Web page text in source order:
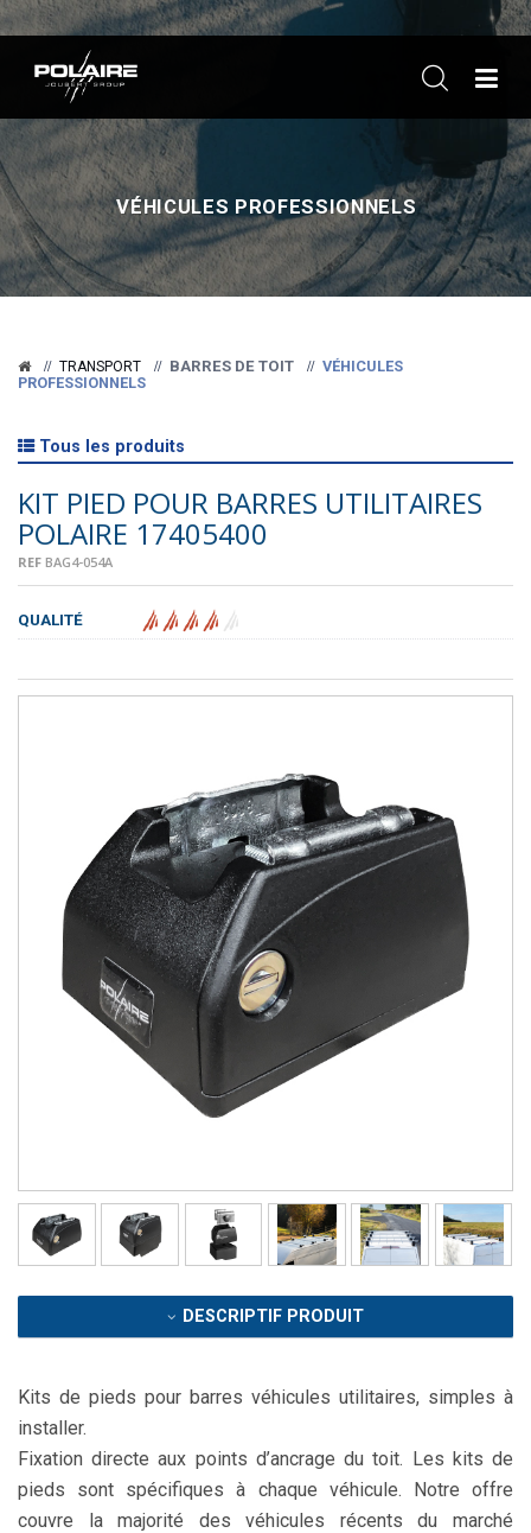
VÉHICULES PROFESSIONNELS
TRANSPORT BARRES DE TOIT
VÉHICULES
PROFESSIONNELS
Tous les produits
KIT PIED POUR BARRES UTILITAIRES
POLAIRE 17405400
REF BAG4-054A
QUALITÉ
DESCRIPTIF PRODUIT
Kits de pieds pour barres véhicules utilitaires, simples à
installer.
Fixation directe aux points d’ancrage du toit. Les kits de
pieds sont spécifiques à chaque véhicule. Notre offre
couvre la majorité des véhicules récents du marché